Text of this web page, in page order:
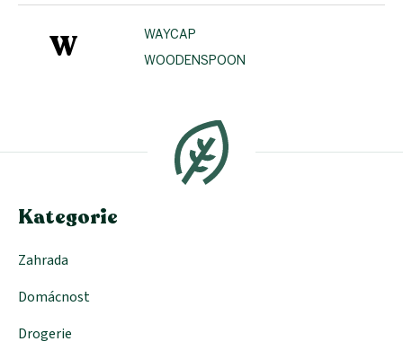
W
WAYCAP
WOODENSPOON
a
Kategorie
Zahrada
Domácnost
Drogerie